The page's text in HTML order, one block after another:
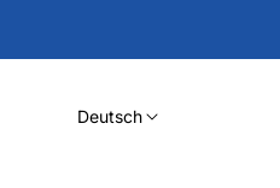
Deutsch